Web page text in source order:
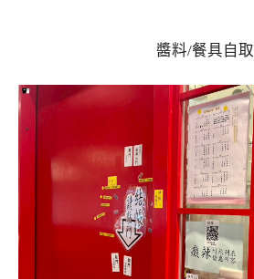
醬料/餐具自取